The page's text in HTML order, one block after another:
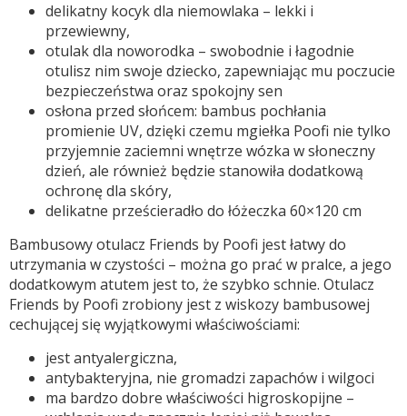
delikatny kocyk dla niemowlaka – lekki i
przewiewny,
otulak dla noworodka – swobodnie i łagodnie
otulisz nim swoje dziecko, zapewniając mu poczucie
bezpieczeństwa oraz spokojny sen
osłona przed słońcem: bambus pochłania
promienie UV, dzięki czemu mgiełka Poofi nie tylko
przyjemnie zaciemni wnętrze wózka w słoneczny
dzień, ale również będzie stanowiła dodatkową
ochronę dla skóry,
delikatne prześcieradło do łóżeczka 60×120 cm
Bambusowy otulacz Friends by Poofi jest łatwy do
utrzymania w czystości – można go prać w pralce, a jego
dodatkowym atutem jest to, że szybko schnie. Otulacz
Friends by Poofi zrobiony jest z wiskozy bambusowej
cechującej się wyjątkowymi właściwościami:
jest antyalergiczna,
antybakteryjna, nie gromadzi zapachów i wilgoci
ma bardzo dobre właściwości higroskopijne –